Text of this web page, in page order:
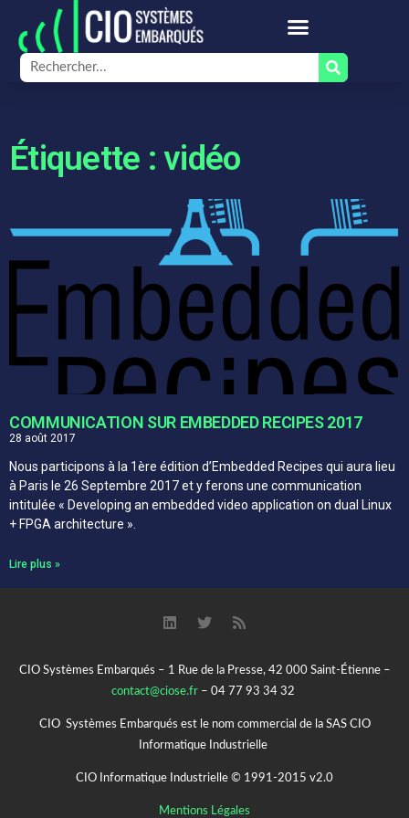
Étiquette : vidéo
COMMUNICATION SUR EMBEDDED RECIPES 2017
28 août 2017
Nous participons à la 1ère édition d’Embedded Recipes qui aura lieu
à Paris le 26 Septembre 2017 et y ferons une communication
intitulée « Developing an embedded video application on dual Linux
+ FPGA architecture ».
Lire plus »
CIO Systèmes Embarqués – 1 Rue de la Presse, 42 000 Saint-Étienne –
contact@ciose.fr – 04 77 93 34 32
CIO Systèmes Embarqués est le nom commercial de la SAS CIO
Informatique Industrielle
CIO Informatique Industrielle © 1991-2015 v2.0
Mentions Légales